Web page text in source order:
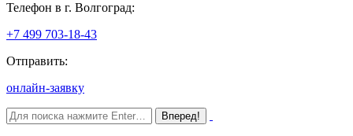
Телефон в г. Волгоград:
+7 499 703-18-43
Отправить:
онлайн-заявку